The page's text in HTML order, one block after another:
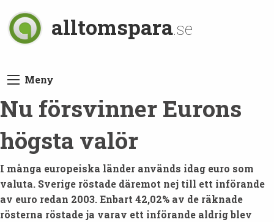
alltomspara.se
Meny
Nu försvinner Eurons
högsta valör
I många europeiska länder används idag euro som
valuta. Sverige röstade däremot nej till ett införande
av euro redan 2003. Enbart 42,02% av de räknade
rösterna röstade ja varav ett införande aldrig blev